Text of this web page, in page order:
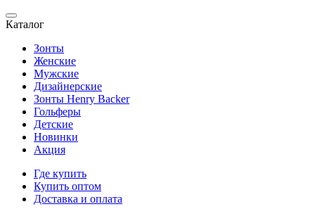
Каталог
Зонты
Женские
Мужские
Дизайнерские
Зонты Henry Backer
Гольферы
Детские
Новинки
Акция
Где купить
Купить оптом
Доставка и оплата